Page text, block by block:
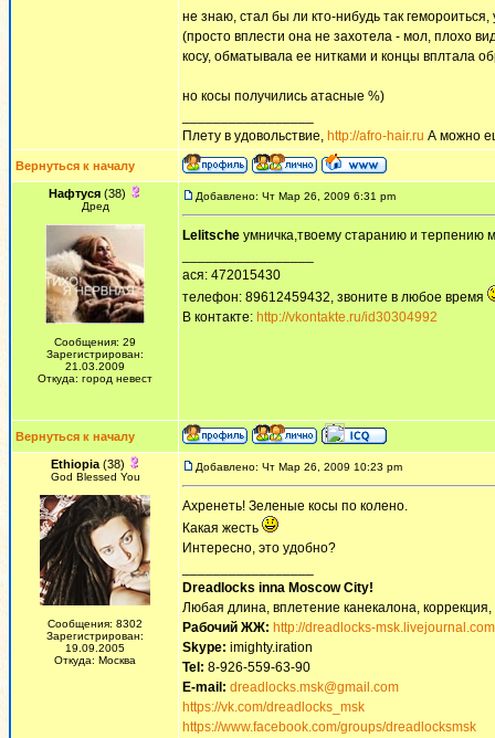
не знаю, стал бы ли кто-нибудь так
(просто вплести она не захотела - мол, плохо
косу, обматывала ее нитками и концы вплтала
но косы получились атасные %)
Плету в удовольствие, http://afro-hair.ru А можно
Вернуться к началу
Нафтуся (38)
Дред
Сообщения: 29
Зарегистрирован:
21.03.2009
Откуда: город невест
Добавлено: Чт Мар 26, 2009 6:31 pm
Lelitsche умничка,твоему старанию и терпению
ася: 472015430
телефон: 89612459432, звоните в любое время
В контакте: http://vkontakte.ru/id30304992
Вернуться к началу
Ethiopia(38)
God Blessed You
Сообщения: 8302
Зарегистрирован:
19.09.2005
Откуда: Москва
Добавлено: Чт Мар 26, 2009 10:23 pm
Ахренеть! Зеленые косы по колено.
Какая жесть
Интересно, это удобно?
Dreadlocks inna Moscow Сity!
Любая длина, вплетение канекалона,
Рабочий ЖЖ: http://dreadlocks-
Skype: imighty.iration
Tel: 8-926-559-63-90
E-mail: dreadlocks.msk@gmail.com
https://vk.com/dreadlocks_msk
https://www.facebook.com/groups/dreadlocksmsk